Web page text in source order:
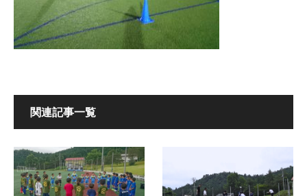
関連記事一覧